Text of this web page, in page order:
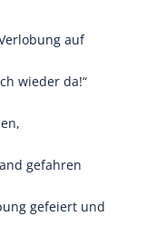
auf
wieder da!“
gefahren
gefeiert und